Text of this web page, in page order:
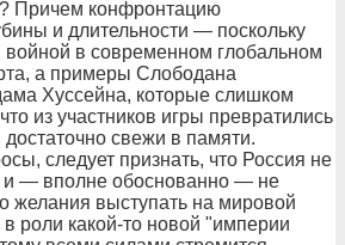
Причем конфронтацию
и длительности — поскольку
войной в современном глобальном
а примеры Слободана
Хуссейна, которые слишком
из участников игры превратились
свежи в памяти.
следует признать, что Россия не
и — вполне обоснованно — не
желания выступать на мировой
роли какой-то новой "империи